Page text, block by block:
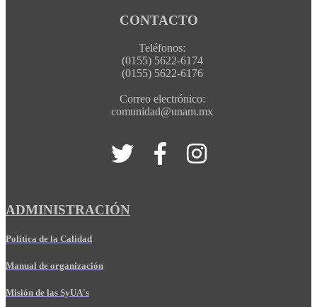
CONTACTO
Teléfonos:
(0155) 5622-6174
(0155) 5622-6176
Correo electrónico:
comunidad@unam.mx
ADMINISTRACIÓN
Política de la Calidad
Manual de organización
Misión de las SyUA's